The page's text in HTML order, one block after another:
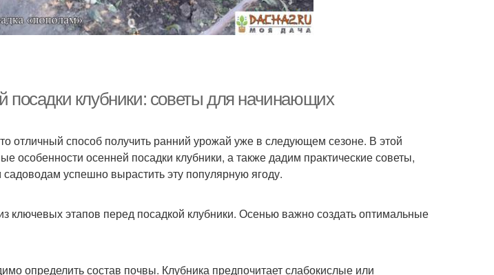
посадки клубники: советы для начинающих
отличный способ получить ранний урожай уже в следующем сезоне. В этой
особенности осенней посадки клубники, а также дадим практические советы,
успешно вырастить эту популярную ягоду.
ключевых этапов перед посадкой клубники. Осенью важно создать оптимальные
определить состав почвы. Клубника предпочитает слабокислые или